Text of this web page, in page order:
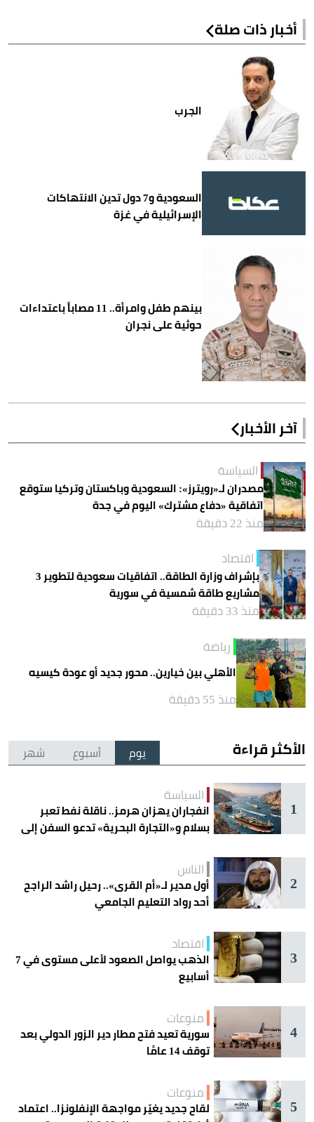
أخبار ذات صلة
الجرب
السعودية و7 دول تدين الانتهاكات
الإسرائيلية في غزة
بينهم طفل وامرأة.. 11 مصاباً باعتداءات
حوثية على نجران
آخر الأخبار
السياسة
مصدران لـ«رويترز»: السعودية وباكستان وتركيا ستوقع
اتفاقية «دفاع مشترك» اليوم في جدة
منذ 22 دقيقة
اقتصاد
بإشراف وزارة الطاقة.. اتفاقيات سعودية لتطوير 3
مشاريع طاقة شمسية في سورية
منذ 33 دقيقة
رياضة
الأهلي بين خيارين.. محور جديد أو عودة كيسيه
منذ 55 دقيقة
الأكثر قراءة يوم أسبوع شهر
1
السياسة
انفجاران يهزان هرمز.. ناقلة نفط تعبر
بسلام و«التجارة البحرية» تدعو السفن إلى
2
الناس
أول مدير لـ«أم القرى».. رحيل راشد الراجح
أحد رواد التعليم الجامعي
3
اقتصاد
الذهب يواصل الصعود لأعلى مستوى في 7
أسابيع
4
منوعات
سورية تعيد فتح مطار دير الزور الدولي بعد
توقف 14 عامًا
5
منوعات
لقاح جديد يغيّر مواجهة الإنفلونزا.. اعتماد